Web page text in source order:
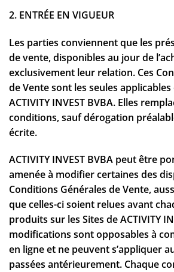
2. ENTRÉE EN VIGUEUR
Les parties conviennent que les
de vente, disponibles au jour de
exclusivement leur relation. Ces
de Vente sont les seules
ACTIVITY INVEST BVBA. Elles
conditions, sauf dérogation
écrite.
ACTIVITY INVEST BVBA peut être
amenée à modifier certaines des
Conditions Générales de Vente,
que celles-ci soient relues avant
produits sur les Sites de ACTIVITY
modifications sont opposables à
en ligne et ne peuvent s’appliquer
passées antérieurement. Chaque